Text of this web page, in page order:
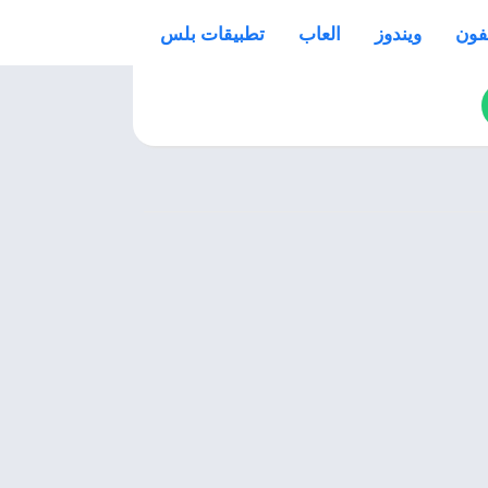
ويندوز العاب تطبيقات بلس